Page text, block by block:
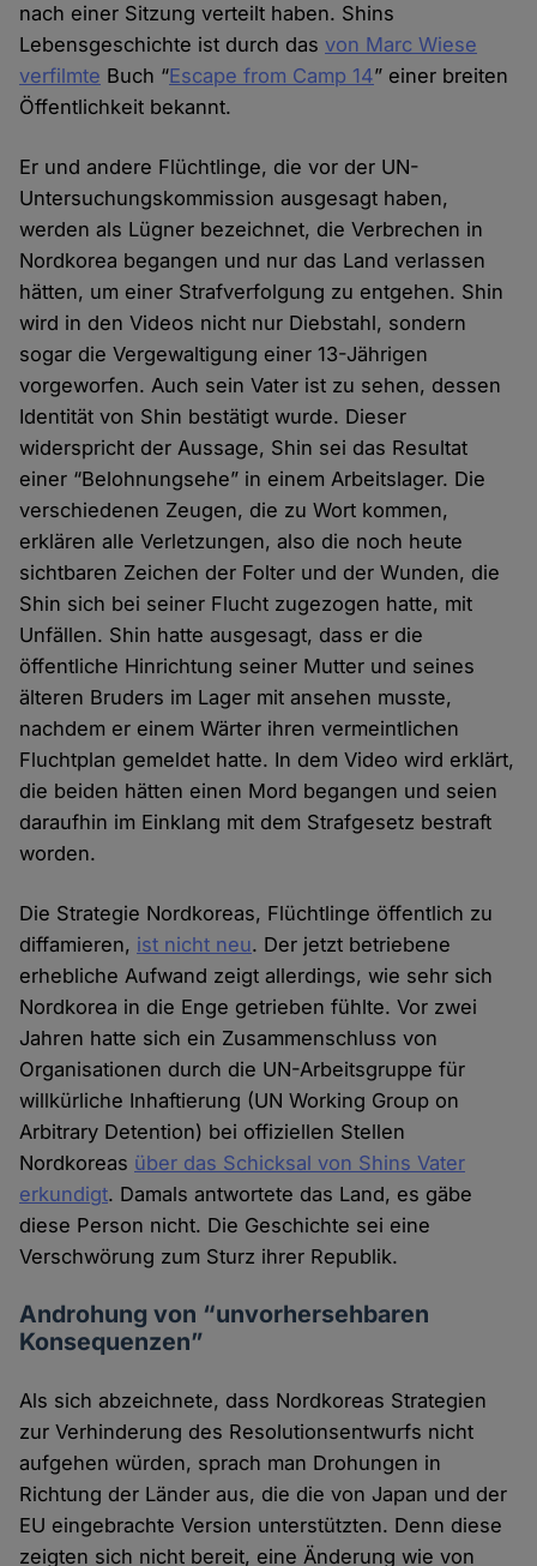
nach einer Sitzung verteilt haben. Shins
Lebensgeschichte ist durch dasvon Marc Wiese
verfilmte Buch “Escape from Camp 14” einer breiten
Öffentlichkeit bekannt.
Er und andere Flüchtlinge, die vor der UN-
Untersuchungskommission ausgesagt haben,
werden als Lügner bezeichnet, die Verbrechen in
Nordkorea begangen und nur das Land verlassen
hätten, um einer Strafverfolgung zu entgehen. Shin
wird in den Videos nicht nur Diebstahl, sondern
sogar die Vergewaltigung einer 13-Jährigen
vorgeworfen. Auch sein Vater ist zu sehen, dessen
Identität von Shin bestätigt wurde. Dieser
widerspricht der Aussage, Shin sei das Resultat
einer “Belohnungsehe” in einem Arbeitslager. Die
verschiedenen Zeugen, die zu Wort kommen,
erklären alle Verletzungen, also die noch heute
sichtbaren Zeichen der Folter und der Wunden, die
Shin sich bei seiner Flucht zugezogen hatte, mit
Unfällen. Shin hatte ausgesagt, dass er die
öffentliche Hinrichtung seiner Mutter und seines
älteren Bruders im Lager mit ansehen musste,
nachdem er einem Wärter ihren vermeintlichen
Fluchtplan gemeldet hatte. In dem Video wird erklärt,
die beiden hätten einen Mord begangen und seien
daraufhin im Einklang mit dem Strafgesetz bestraft
worden.
Die Strategie Nordkoreas, Flüchtlinge öffentlich zu
diffamieren, ist nicht neu. Der jetzt betriebene
erhebliche Aufwand zeigt allerdings, wie sehr sich
Nordkorea in die Enge getrieben fühlte. Vor zwei
Jahren hatte sich ein Zusammenschluss von
Organisationen durch die UN-Arbeitsgruppe für
willkürliche Inhaftierung (UN Working Group on
Arbitrary Detention) bei offiziellen Stellen
Nordkoreas über das Schicksal von Shins Vater
erkundigt. Damals antwortete das Land, es gäbe
diese Person nicht. Die Geschichte sei eine
Verschwörung zum Sturz ihrer Republik.
Androhung von “unvorhersehbaren
Konsequenzen”
Als sich abzeichnete, dass Nordkoreas Strategien
zur Verhinderung des Resolutionsentwurfs nicht
aufgehen würden, sprach man Drohungen in
Richtung der Länder aus, die die von Japan und der
EU eingebrachte Version unterstützten. Denn diese
zeigten sich nicht bereit, eine Änderung wie von